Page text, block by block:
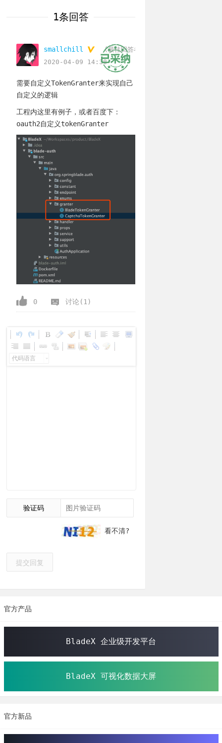
1条回答
smallchill
(最佳回答者)
2020-04-09 14:38
需要自定义TokenGranter来实现自己
自定义的逻辑
工程内这里有例子，或者百度下：
oauth2自定义tokenGranter
0 讨论(1)
代码语言
验证码
看不清?
提交回复
官方产品
BladeX 企业级开发平台
BladeX 可视化数据大屏
官方新品